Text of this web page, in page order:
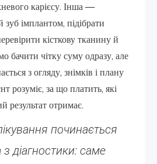
карієсу. Інша —
імплантом, підібрати
кісткову тканину й
бачити чітку суму одразу, але
з огляду, знімків і плану
розуміє, за що платить, які
результат отримає.
починається
діагностики: саме